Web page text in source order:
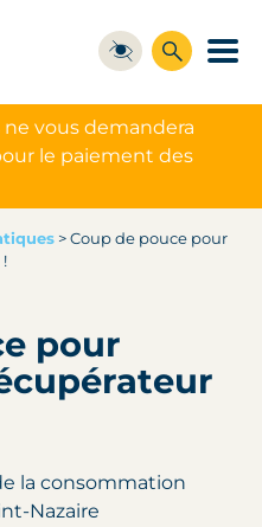
ne vous demandera
le paiement des
>Coup de pouce pour
pour
la consommation
Nazaire